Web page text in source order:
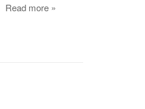
Read more »